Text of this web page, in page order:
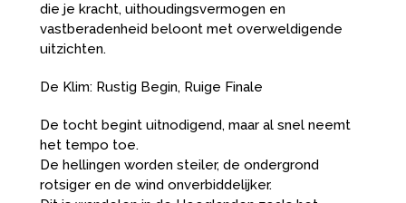
die je kracht, uithoudingsvermogen en
vastberadenheid beloont met overweldigende
uitzichten.
De Klim: Rustig Begin, Ruige Finale
De tocht begint uitnodigend, maar al snel neemt
het tempo toe.
De hellingen worden steiler, de ondergrond
rotsiger en de wind onverbiddelijker.